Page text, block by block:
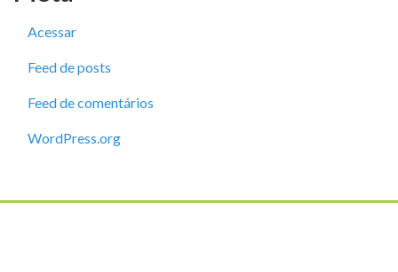
Acessar
Feed de posts
Feed de comentários
WordPress.org